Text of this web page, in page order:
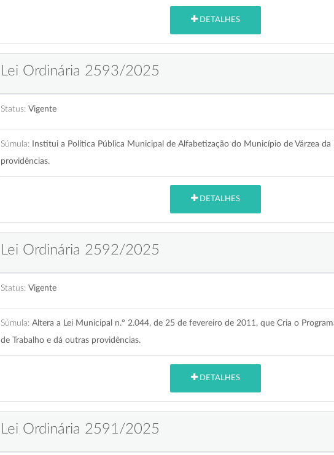
DETALHES
Lei Ordinária 2593/2025
Status: Vigente
Súmula: Institui a Política Pública Municipal de Alfabetização do Município de Várzea
providências.
DETALHES
Lei Ordinária 2592/2025
Status: Vigente
Súmula: Altera a Lei Municipal n.º 2.044, de 25 de fevereiro de 2011, que Cria o
de Trabalho e dá outras providências.
DETALHES
Lei Ordinária 2591/2025